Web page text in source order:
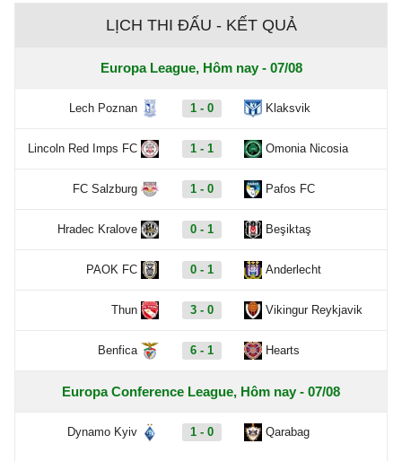
LỊCH THI ĐẤU - KẾT QUẢ
Europa League, Hôm nay - 07/08
Lech Poznan 1 - 0 Klaksvik
Lincoln Red Imps FC 1 - 1 Omonia Nicosia
FC Salzburg 1 - 0 Pafos FC
Hradec Kralove 0 - 1 Beşiktaş
PAOK FC 0 - 1 Anderlecht
Thun 3 - 0 Vikingur Reykjavik
Benfica 6 - 1 Hearts
Europa Conference League, Hôm nay - 07/08
Dynamo Kyiv 1 - 0 Qarabag